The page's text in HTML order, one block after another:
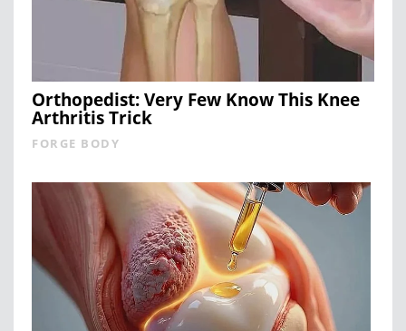
Orthopedist: Very Few Know This Knee
Arthritis Trick
FORGE BODY